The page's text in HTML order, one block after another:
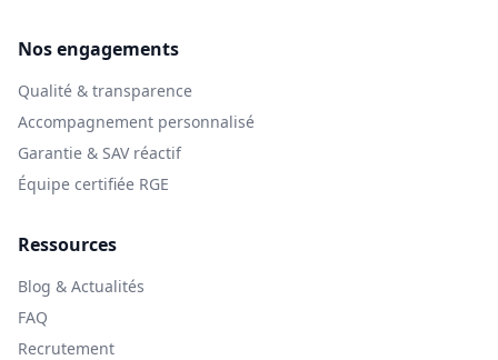
Nos engagements
Qualité & transparence
Accompagnement personnalisé
Garantie & SAV réactif
Équipe certifiée RGE
Ressources
Blog & Actualités
FAQ
Recrutement